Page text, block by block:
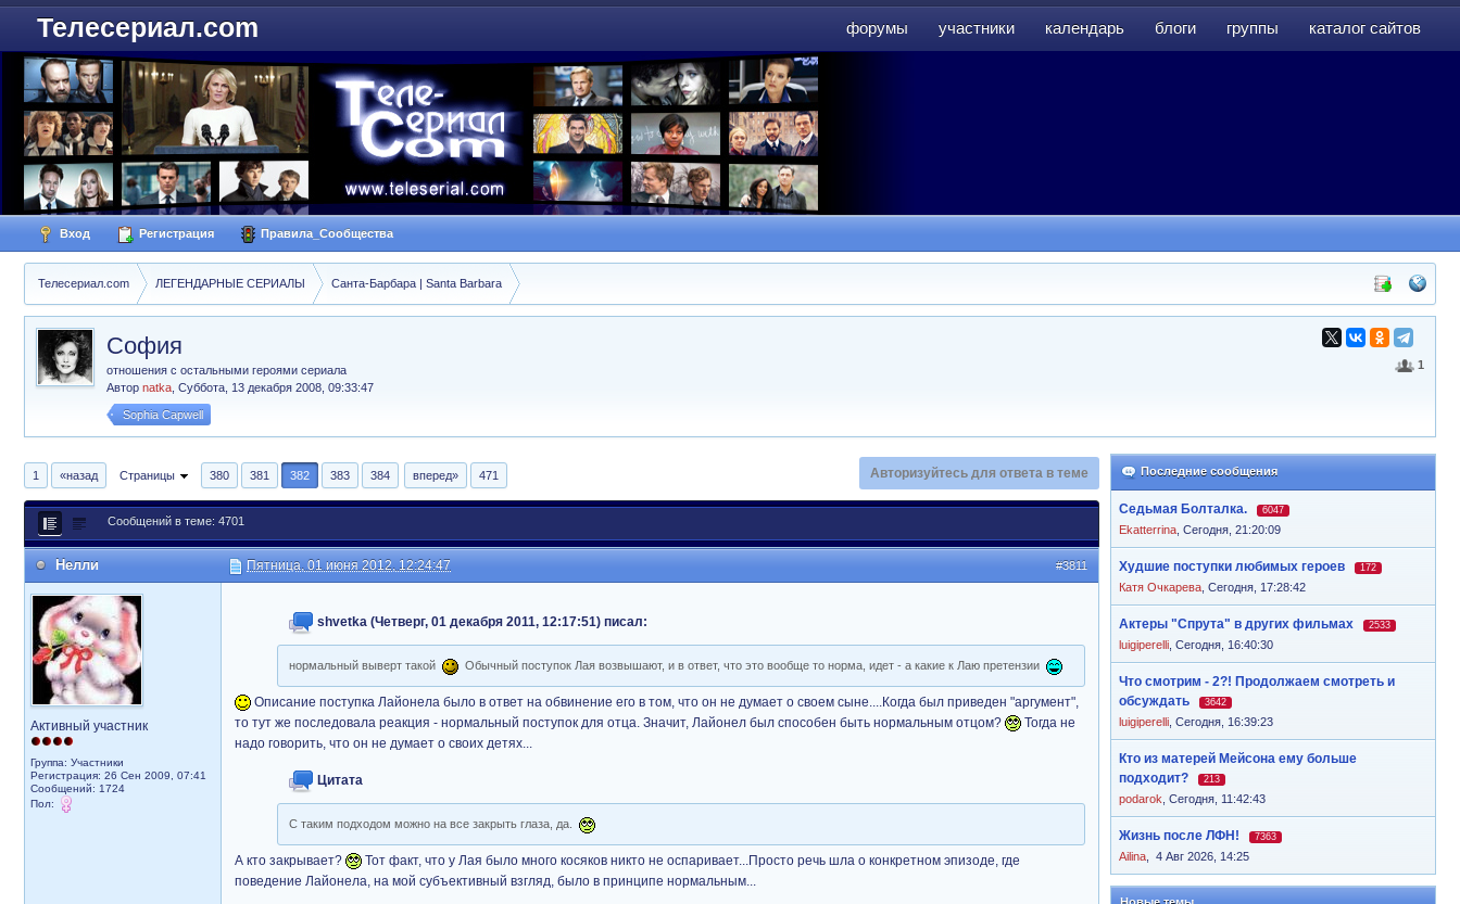
форумы участники календарь блоги группы каталог сайтов
Телесериал.com
Вход Регистрация Правила_Сообщества
Телесериал.com ЛЕГЕНДАРНЫЕ СЕРИАЛЫ Санта-Барбара | Santa Barbara
1
София
отношения с остальными героями сериала
Автор natka Суббота, 13 декабря 2008, 09:33:47
Sophia Capwell
Последние сообщения
Седьмая Болталка. 6047
Ekatterrina Сегодня, 21:20:09
Худшие поступки любимых героев 172
Катя Очкарева Сегодня, 17:28:42
Актеры "Спрута" в других фильмах 2533
luigiperelli Сегодня, 16:40:30
Что смотрим - 2?! Продолжаем смотреть и
обсуждать
3642
luigiperelli Сегодня, 16:39:23
Кто из матерей Мейсона ему больше
подходит?
213
podarok Сегодня, 11:42:43
Жизнь после ЛФН! 7363
Ailina 4 Авг 2026, 14:25
1 «назад Страницы 380 381 382 383 384 вперед» 471 Авторизуйтесь для ответа в теме
Сообщений в теме: 4701
#3811
Нелли Пятница, 01 июня 2012, 12:24:47
Активный участник
Группа: Участники
Регистрация: 26 Сен 2009, 07:41
Сообщений: 1724
Пол:
shvetka (Четверг, 01 декабря 2011, 12:17:51) писал:
нормальный выверт такой Обычный поступок Лая возвышают, и в ответ, что это вообще то норма, идет - а какие к Лаю претензии
Описание поступка Лайонела было в ответ на обвинение его в том, что он не думает о своем сыне....Когда был приведен "аргумент",
то тут же последовала реакция - нормальный поступок для отца. Значит, Лайонел был способен быть нормальным отцом?
Тогда не
надо говорить, что он не думает о своих детях...
Цитата
С таким подходом можно на все закрыть глаза, да.
А кто закрывает?
Тот факт, что у Лая было много косяков никто не оспаривает...Просто речь шла о конкретном эпизоде, где
поведение Лайонела, на мой субъективный взгляд, было в принципе нормальным...